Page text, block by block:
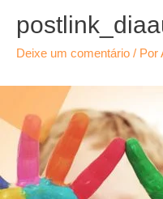
Deixe um comentário / Por